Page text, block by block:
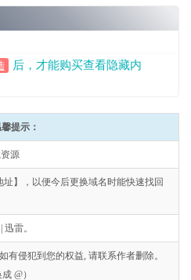
后，才能购买查看隐藏内
提示：
源
】，以便今后更换域名时能快速找回
雷。
侵犯到您的权益, 请联系作者删除。
@）